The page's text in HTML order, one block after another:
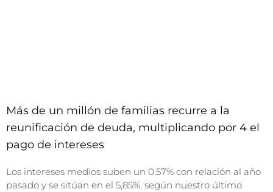
Más de un millón de familias recurre a la
reunificación de deuda, multiplicando por 4 el
pago de intereses
Los intereses medios suben un 0,57% con relación al año
pasado y se sitúan en el 5,85%, según nuestro último